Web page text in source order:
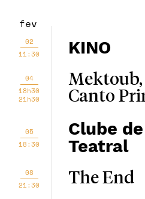
fev
02
11:30
KINO
04
18h30
21h30
Mektoub,
Canto
05
18:30
Clube
Teatral
08
21:30
The End